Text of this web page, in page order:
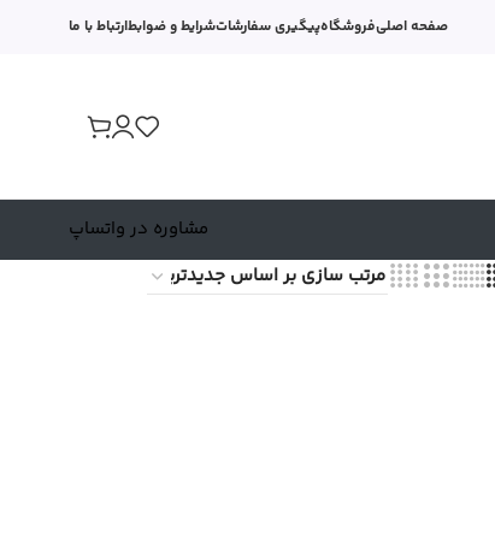
صفحه اصلیفروشگاهپیگیری سفارشاتشرایط و ضوابطارتباط با ما
مشاوره در واتساپ